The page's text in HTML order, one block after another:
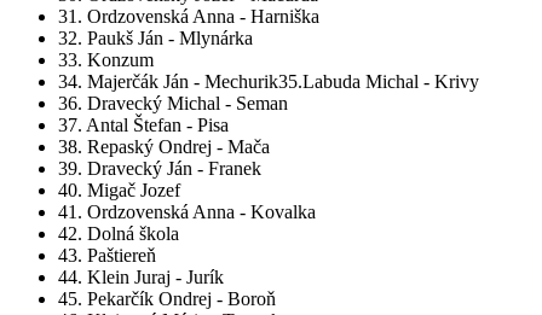
31. Ordzovenská Anna - Harniška
32. Paukš Ján - Mlynárka
33. Konzum
34. Majerčák Ján - Mechurik35.Labuda Michal - Krivy
36. Dravecký Michal - Seman
37. Antal Štefan - Pisa
38. Repaský Ondrej - Mača
39. Dravecký Ján - Franek
40. Migač Jozef
41. Ordzovenská Anna - Kovalka
42. Dolná škola
43. Paštiereň
44. Klein Juraj - Jurík
45. Pekarčík Ondrej - Boroň